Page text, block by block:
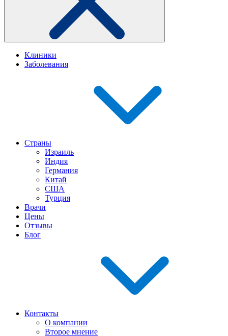
Клиники
Заболевания
Страны
Израиль
Индия
Германия
Китай
США
Турция
Врачи
Цены
Отзывы
Блог
Контакты
О компании
Второе мнение